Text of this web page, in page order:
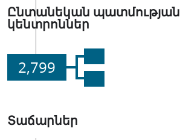
Ընտանեկան պատմության
կենտրոններ
2,799
Տաճարներ